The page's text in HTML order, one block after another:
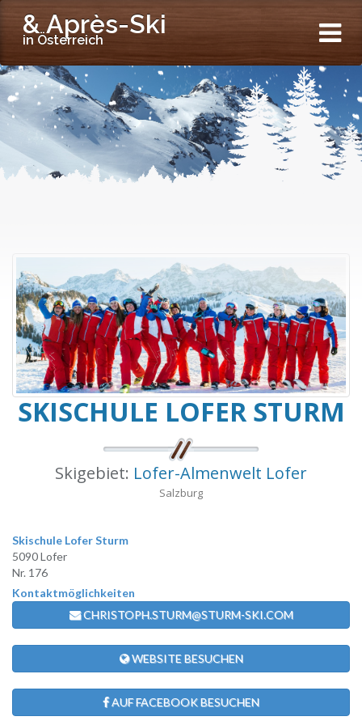
& Après-Ski
in Österreich
SKISCHULE LOFER STURM
Skigebiet: Lofer-Almenwelt Lofer
Salzburg
Skischule Lofer Sturm
5090 Lofer
Nr. 176
Kontaktmöglichkeiten
CHRISTOPH.STURM@STURM-SKI.COM
WEBSITE BESUCHEN
AUF FACEBOOK BESUCHEN